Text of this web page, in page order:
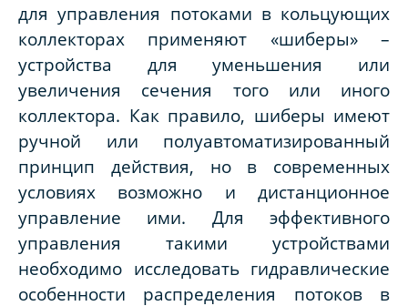
для управления потоками в кольцующих
коллекторах применяют «шиберы» –
устройства для уменьшения или
увеличения сечения того или иного
коллектора. Как правило, шиберы имеют
ручной или полуавтоматизированный
принцип действия, но в современных
условиях возможно и дистанционное
управление ими. Для эффективного
управления такими устройствами
необходимо исследовать гидравлические
особенности распределения потоков в